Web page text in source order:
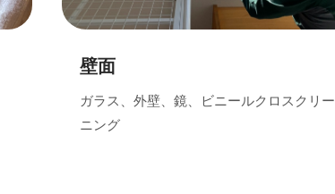
壁面
ガラス、外壁、鏡、ビニールクロスクリー
ニング